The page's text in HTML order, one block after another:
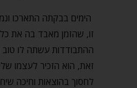
הימים בבקתה התארכו
זו, שהזמן מאבד בה את
ההתבודדות עשתה לו טוב
זאת, הוא הזכיר לעצמו
לחסוך בהוצאות וחיכה